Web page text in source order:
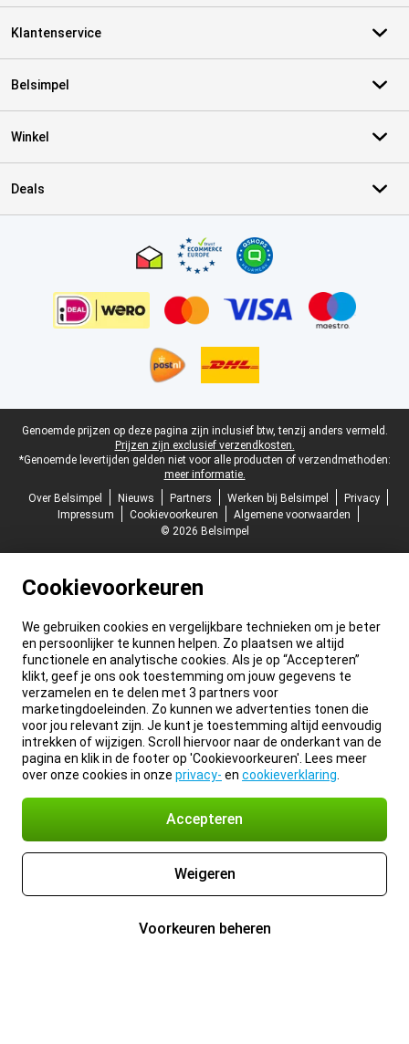
Klantenservice
Belsimpel
Winkel
Deals
Juridische voettekst
Genoemde prijzen op deze pagina zijn inclusief btw, tenzij anders vermeld.
Prijzen zijn exclusief verzendkosten.
*Genoemde levertijden gelden niet voor alle producten of verzendmethoden:
meer informatie.
Over Belsimpel
Nieuws Partners Werken bij Belsimpel
Privacy
Impressum
Cookievoorkeuren
Algemene voorwaarden
© 2026 Belsimpel
Cookievoorkeuren
We gebruiken cookies en vergelijkbare technieken om je beter
en persoonlijker te kunnen helpen. Zo plaatsen we altijd
functionele en analytische cookies. Als je op “Accepteren”
klikt, geef je ons ook toestemming om jouw gegevens te
verzamelen en te delen met 3 partners voor
marketingdoeleinden. Zo kunnen we advertenties tonen die
voor jou relevant zijn. Je kunt je toestemming altijd eenvoudig
intrekken of wijzigen. Scroll hiervoor naar de onderkant van de
pagina en klik in de footer op 'Cookievoorkeuren'. Lees meer
over onze cookies in onze privacy- en cookieverklaring
Accepteren
Weigeren
Voorkeuren beheren